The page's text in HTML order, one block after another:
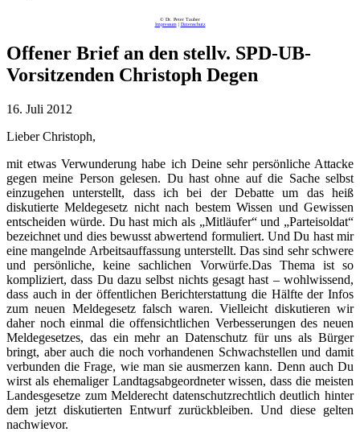
© Dr. Peter Tauber
Impressum| Datenschutz
Offener Brief an den stellv. SPD-UB-
Vorsitzenden Christoph Degen
16. Juli 2012
Lieber Christoph,
mit etwas Verwunderung habe ich Deine sehr persönliche Attacke
gegen meine Person gelesen. Du hast ohne auf die Sache selbst
einzugehen unterstellt, dass ich bei der Debatte um das heiß
diskutierte Meldegesetz nicht nach bestem Wissen und Gewissen
entscheiden würde. Du hast mich als „Mitläufer“ und „Parteisoldat“
bezeichnet und dies bewusst abwertend formuliert. Und Du hast mir
eine mangelnde Arbeitsauffassung unterstellt. Das sind sehr schwere
und persönliche, keine sachlichen Vorwürfe.Das Thema ist so
kompliziert, dass Du dazu selbst nichts gesagt hast – wohlwissend,
dass auch in der öffentlichen Berichterstattung die Hälfte der Infos
zum neuen Meldegesetz falsch waren. Vielleicht diskutieren wir
daher noch einmal die offensichtlichen Verbesserungen des neuen
Meldegesetzes, das ein mehr an Datenschutz für uns als Bürger
bringt, aber auch die noch vorhandenen Schwachstellen und damit
verbunden die Frage, wie man sie ausmerzen kann. Denn auch Du
wirst als ehemaliger Landtagsabgeordneter wissen, dass die meisten
Landesgesetze zum Melderecht datenschutzrechtlich deutlich hinter
dem jetzt diskutierten Entwurf zurückbleiben. Und diese gelten
nachwievor.